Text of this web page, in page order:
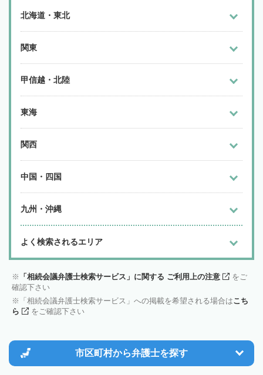
北海道・東北
関東
甲信越・北陸
東海
関西
中国・四国
九州・沖縄
よく検索されるエリア
「相続会議弁護士検索サービス」に関する ご利用上の注意
をご
確認下さい
「相続会議弁護士検索サービス」への掲載を希望される場合はこち
ら
をご確認下さい
市区町村から弁護士を探す